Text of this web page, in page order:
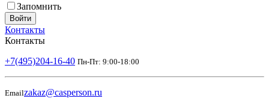
Запомнить
Войти
Контакты
Контакты
+7(495)204-16-40 Пн-Пт: 9:00-18:00
Emailzakaz@casperson.ru